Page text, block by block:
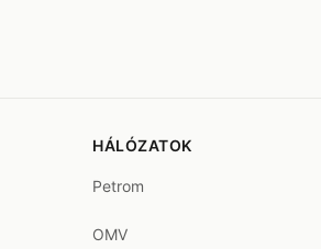
HÁLÓZATOK
Petrom
OMV